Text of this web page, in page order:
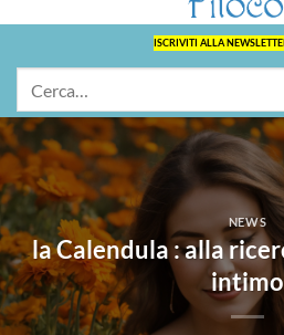
ISCRIVITI ALLA
NEWS
la Calendula : alla
intimo